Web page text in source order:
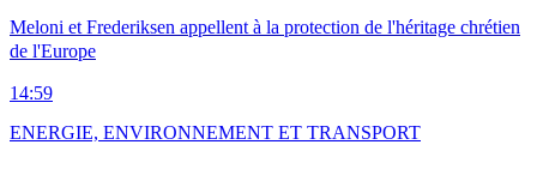
Meloni et Frederiksen appellent à la protection de l'héritage chrétien
de l'Europe
14:59
ENERGIE, ENVIRONNEMENT ET TRANSPORT